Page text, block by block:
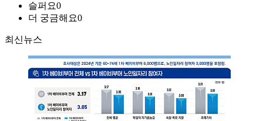
슬퍼요0
더 궁금해요0
최신뉴스